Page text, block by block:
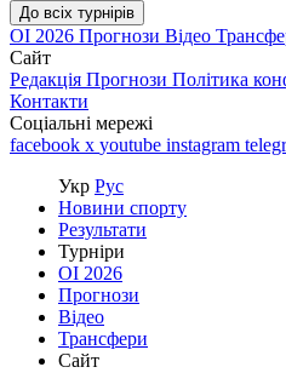
До всіх турнірів
ОІ 2026 Прогнози Відео
Сайт
Редакція Прогнози Політика
Контакти
Соціальні мережі
facebook x youtube instagram
Укр Рус
Новини спорту
Результати
Турніри
ОІ 2026
Прогнози
Відео
Трансфери
Сайт